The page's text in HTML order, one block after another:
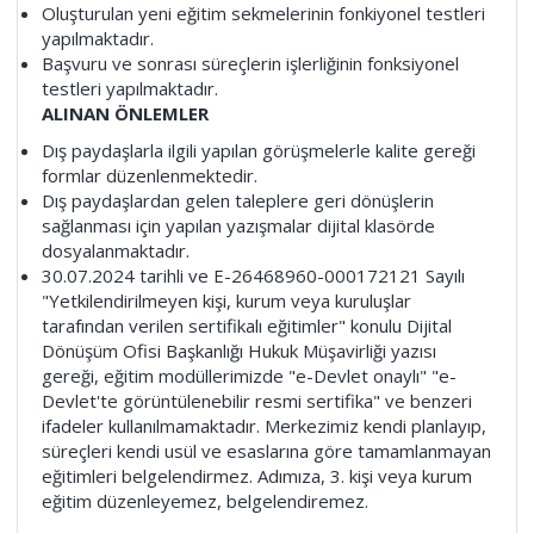
Oluşturulan yeni eğitim sekmelerinin fonkiyonel testleri
yapılmaktadır.
Başvuru ve sonrası süreçlerin işlerliğinin fonksiyonel
testleri yapılmaktadır.
ALINAN ÖNLEMLER
Dış paydaşlarla ilgili yapılan görüşmelerle kalite gereği
formlar düzenlenmektedir.
Dış paydaşlardan gelen taleplere geri dönüşlerin
sağlanması için yapılan yazışmalar dijital klasörde
dosyalanmaktadır.
30.07.2024 tarihli ve E-26468960-000172121 Sayılı
"Yetkilendirilmeyen kişi, kurum veya kuruluşlar
tarafından verilen sertifikalı eğitimler" konulu Dijital
Dönüşüm Ofisi Başkanlığı Hukuk Müşavirliği yazısı
gereği, eğitim modüllerimizde "e-Devlet onaylı" "e-
Devlet'te görüntülenebilir resmi sertifika" ve benzeri
ifadeler kullanılmamaktadır. Merkezimiz kendi planlayıp,
süreçleri kendi usül ve esaslarına göre tamamlanmayan
eğitimleri belgelendirmez. Adımıza, 3. kişi veya kurum
eğitim düzenleyemez, belgelendiremez.